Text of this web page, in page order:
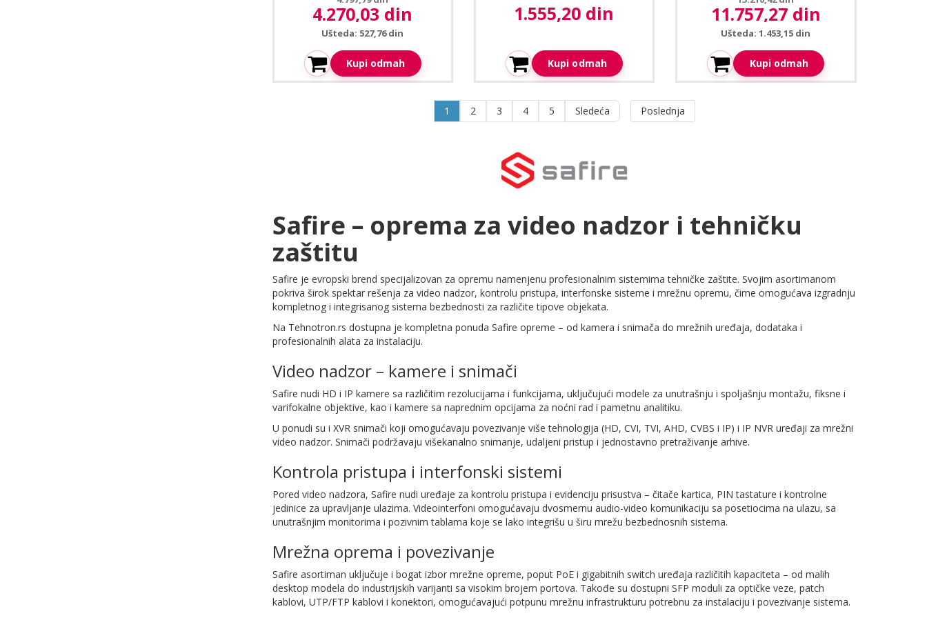
Aktuelna cena:
4.270,03 din
Ušteda: 527,76 din
Kupi odmah
Aktuelna cena:
1.555,20 din
Kupi odmah
Aktuelna cena:
11.757,27 din
Ušteda: 1.453,15 din
Kupi odmah
1 2 3 4 5 Sledeća Poslednja
Safire – oprema za video nadzor i tehničku
zaštitu
Safire je evropski brend specijalizovan za opremu namenjenu profesionalnim sistemima tehničke zaštite. Svojim asortimanom
pokriva širok spektar rešenja za video nadzor, kontrolu pristupa, interfonske sisteme i mrežnu opremu, čime omogućava izgradnju
kompletnog i integrisanog sistema bezbednosti za različite tipove objekata.
Na Tehnotron.rs dostupna je kompletna ponuda Safire opreme – od kamera i snimača do mrežnih uređaja, dodataka i
profesionalnih alata za instalaciju.
Video nadzor – kamere i snimači
Safire nudi HD i IP kamere sa različitim rezolucijama i funkcijama, uključujući modele za unutrašnju i spoljašnju montažu, fiksne i
varifokalne objektive, kao i kamere sa naprednim opcijama za noćni rad i pametnu analitiku.
U ponudi su i XVR snimači koji omogućavaju povezivanje više tehnologija (HD, CVI, TVI, AHD, CVBS i IP) i IP NVR uređaji za mrežni
video nadzor. Snimači podržavaju višekanalno snimanje, udaljeni pristup i jednostavno pretraživanje arhive.
Kontrola pristupa i interfonski sistemi
Pored video nadzora, Safire nudi uređaje za kontrolu pristupa i evidenciju prisustva – čitače kartica, PIN tastature i kontrolne
jedinice za upravljanje ulazima. Videointerfoni omogućavaju dvosmernu audio-video komunikaciju sa posetiocima na ulazu, sa
unutrašnjim monitorima i pozivnim tablama koje se lako integrišu u širu mrežu bezbednosnih sistema.
Mrežna oprema i povezivanje
Safire asortiman uključuje i bogat izbor mrežne opreme, poput PoE i gigabitnih switch uređaja različitih kapaciteta – od malih
desktop modela do industrijskih varijanti sa visokim brojem portova. Takođe su dostupni SFP moduli za optičke veze, patch
kablovi, UTP/FTP kablovi i konektori, omogućavajući potpunu mrežnu infrastrukturu potrebnu za instalaciju i povezivanje sistema.